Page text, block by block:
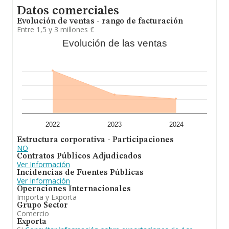
de las empresas es de 6; la media de antigüedad desde
la constitución es de 21 años.
En resumen, la actividad de
fabricante y distribuidor de sistemas de poliurea con
nacional, ha experimentado un retroceso.
Datos comerciales
Evolución de ventas - rango de facturación
Entre 1,5 y 3 millones €
Evolución de las ventas
2022 2023 2024
Estructura corporativa - Participaciones
NO
Contratos Públicos Adjudicados
Ver Información
Incidencias de Fuentes Públicas
Ver Información
Operaciones Internacionales
Importa y Exporta
Grupo Sector
Comercio
Exporta